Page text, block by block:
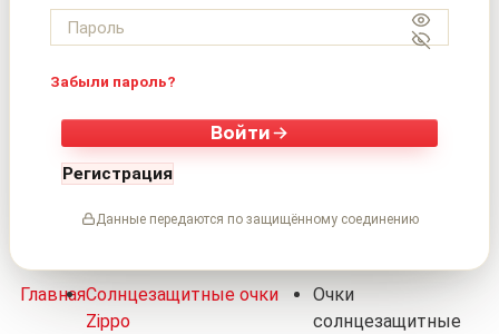
Забыли пароль?
Войти
Регистрация
Данные передаются по защищённому соединению
ГлавнаяСолнцезащитные очки
Zippo
Очки
солнцезащитные